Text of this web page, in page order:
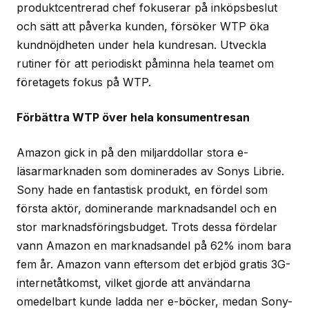
produktcentrerad chef fokuserar på inköpsbeslut
och sätt att påverka kunden, försöker WTP öka
kundnöjdheten under hela kundresan. Utveckla
rutiner för att periodiskt påminna hela teamet om
företagets fokus på WTP.
Förbättra WTP över hela konsumentresan
Amazon gick in på den miljarddollar stora e-
läsarmarknaden som dominerades av Sonys Librie.
Sony hade en fantastisk produkt, en fördel som
första aktör, dominerande marknadsandel och en
stor marknadsföringsbudget. Trots dessa fördelar
vann Amazon en marknadsandel på 62% inom bara
fem år. Amazon vann eftersom det erbjöd gratis 3G-
internetåtkomst, vilket gjorde att användarna
omedelbart kunde ladda ner e-böcker, medan Sony-